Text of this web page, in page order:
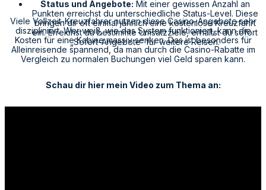
Status und Angebote: Mit einer gewissen Anzahl an
Punkten erreichst du unterschiedliche Status-Level. Diese
bringen dir oft einmal jährlich eine kostenlose Kreuzfahrt
ein. Erreichst du bestimmte Umsatzziele, erhältst du sofort
„Sofort-Angebote“ für weitere Reisen.
Viele Vollzeit-Kreuzfahrer nutzen diese Casino-Angebote sehr
diszipliniert. Wer weiß, wie das System funktioniert, kann die
Kosten für eine Kabine massiv senken. Das ist besonders für
Alleinreisende spannend, da man durch die Casino-Rabatte im
Vergleich zu normalen Buchungen viel Geld sparen kann.
Schau dir hier mein Video zum Thema an: